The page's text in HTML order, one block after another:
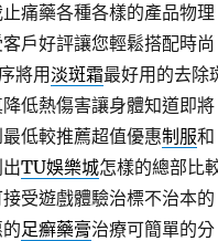
痛藥各種各樣的產品物理
戶好評讓您輕鬆搭配時尚
將用淡斑霜最好用的去除
低熱傷害讓身體知道即將
低較推薦超值優惠制服和
TU娛樂城怎樣的總部比
受遊戲體驗治標不治本的
足癬藥膏治療可簡單的分